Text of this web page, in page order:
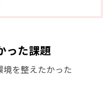
った課題
を整えたかった